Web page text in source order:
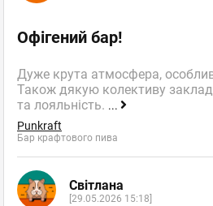
Офігений бар!
Дуже крута атмосфера,
Також дякую колективу
та лояльність. ...
Punkraft
Бар крафтового пива
Світлана
[29.05.2026 15:18]